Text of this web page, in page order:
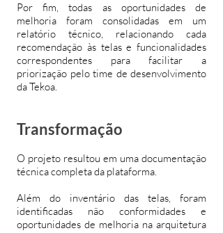
Por fim, todas as oportunidades de
melhoria foram consolidadas em um
relatório técnico, relacionando cada
recomendação às telas e funcionalidades
correspondentes para facilitar a
priorização pelo time de desenvolvimento
da Tekoa.
Transformação
O projeto resultou em uma documentação
técnica completa da plataforma.
Além do inventário das telas, foram
identificadas não conformidades e
oportunidades de melhoria na arquitetura